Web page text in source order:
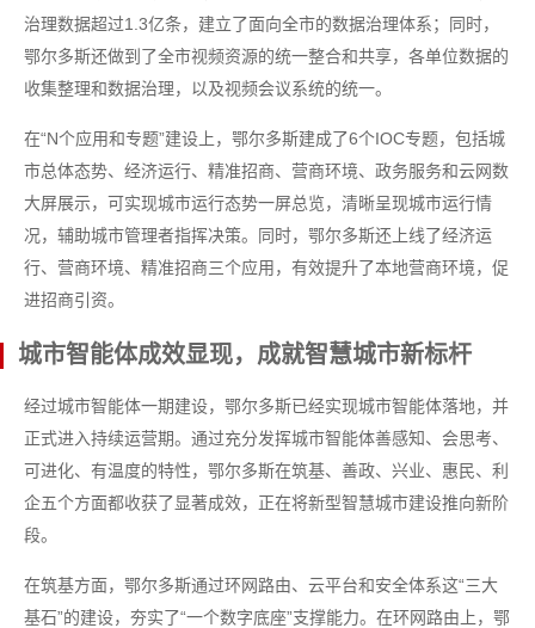
治理数据超过1.3亿条，建立了面向全市的数据治理体系；同时，
鄂尔多斯还做到了全市视频资源的统一整合和共享，各单位数据的
收集整理和数据治理，以及视频会议系统的统一。
在“N个应用和专题”建设上，鄂尔多斯建成了6个IOC专题，包括城
市总体态势、经济运行、精准招商、营商环境、政务服务和云网数
大屏展示，可实现城市运行态势一屏总览，清晰呈现城市运行情
况，辅助城市管理者指挥决策。同时，鄂尔多斯还上线了经济运
行、营商环境、精准招商三个应用，有效提升了本地营商环境，促
进招商引资。
城市智能体成效显现，成就智慧城市新标杆
经过城市智能体一期建设，鄂尔多斯已经实现城市智能体落地，并
正式进入持续运营期。通过充分发挥城市智能体善感知、会思考、
可进化、有温度的特性，鄂尔多斯在筑基、善政、兴业、惠民、利
企五个方面都收获了显著成效，正在将新型智慧城市建设推向新阶
段。
在筑基方面，鄂尔多斯通过环网路由、云平台和安全体系这“三大
基石”的建设，夯实了“一个数字底座”支撑能力。在环网路由上，鄂